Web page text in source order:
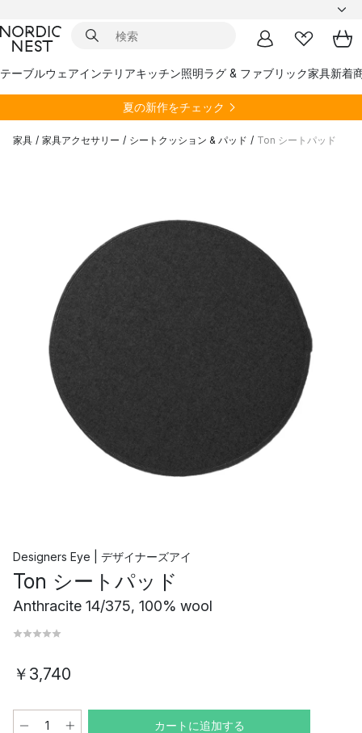
テーブルウェアインテリアキッチン照明ラグ & ファブリック家具新着
夏の新作をチェック
家具 / 家具アクセサリー / シートクッション & パッド / Ton シートパッド
Designers Eye | デザイナーズアイ
Ton シートパッド
Anthracite 14/375, 100% wool
￥3,740
カートに追加する